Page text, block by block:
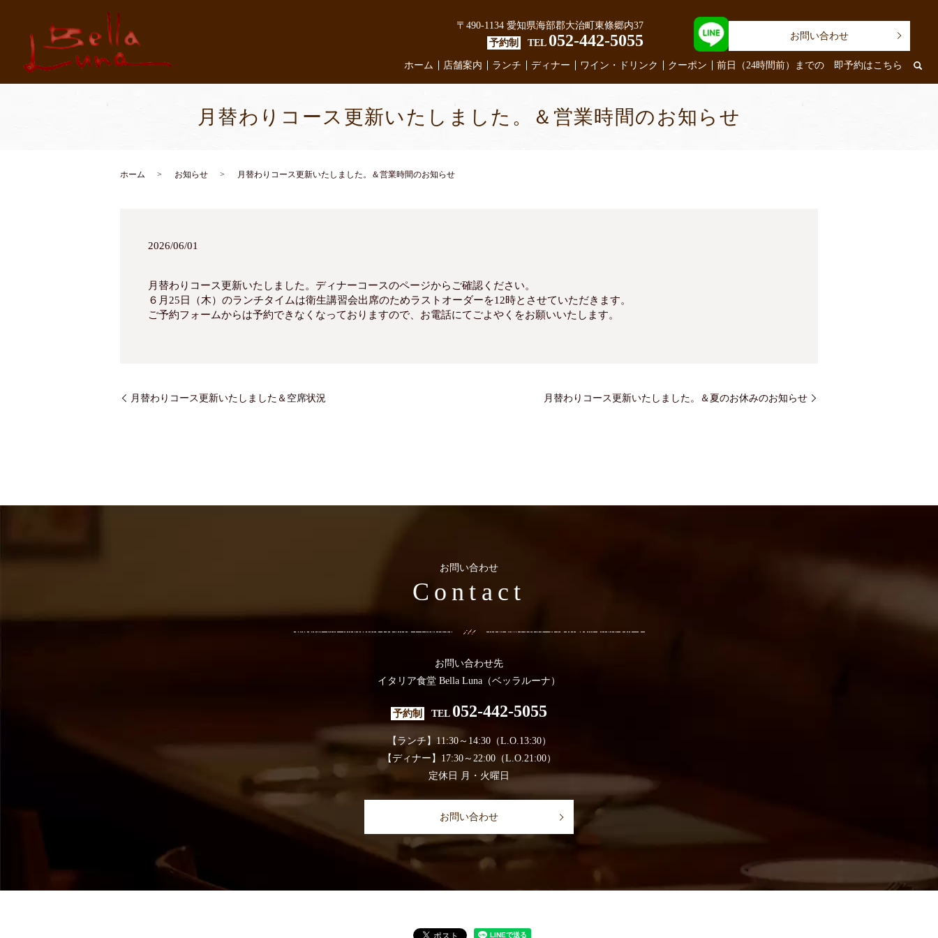
ホーム 店舗案内 ランチ ディナー ワイン・ドリンク クーポン 前日（24時間前）までの 即予約はこちら
〒490-1134 愛知県海部郡大治町東條郷内37
予約制
TEL 052-442-5055 お問い合わせ
月替わりコース更新いたしました。＆営業時間のお知らせ
ホーム お知らせ 月替わりコース更新いたしました。＆営業時間のお知らせ
2026/06/01
月替わりコース更新いたしました。ディナーコースのページからご確認ください。
６月25日（木）のランチタイムは衛生講習会出席のためラストオーダーを12時とさせていただきます。
ご予約フォームからは予約できなくなっておりますので、お電話にてごよやくをお願いいたします。
月替わりコース更新いたしました＆空席状況 月替わりコース更新いたしました。＆夏のお休みのお知らせ
お問い合わせ
Contact
お問い合わせ先
イタリア食堂 Bella Luna（ベッラルーナ）
予約制 TEL 052-442-5055
【ランチ】11:30～14:30（L.O.13:30）
【ディナー】17:30～22:00（L.O.21:00）
定休日 月・火曜日
お問い合わせ